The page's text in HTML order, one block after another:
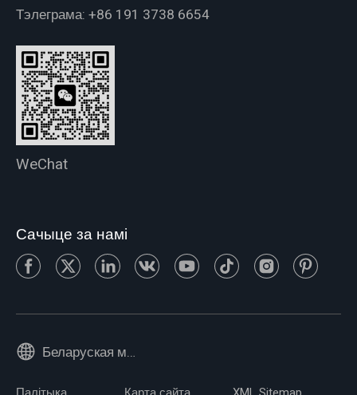
Тэлеграма: +86 191 3738 6654
WeChat
Сачыце за намі
Беларуская мова